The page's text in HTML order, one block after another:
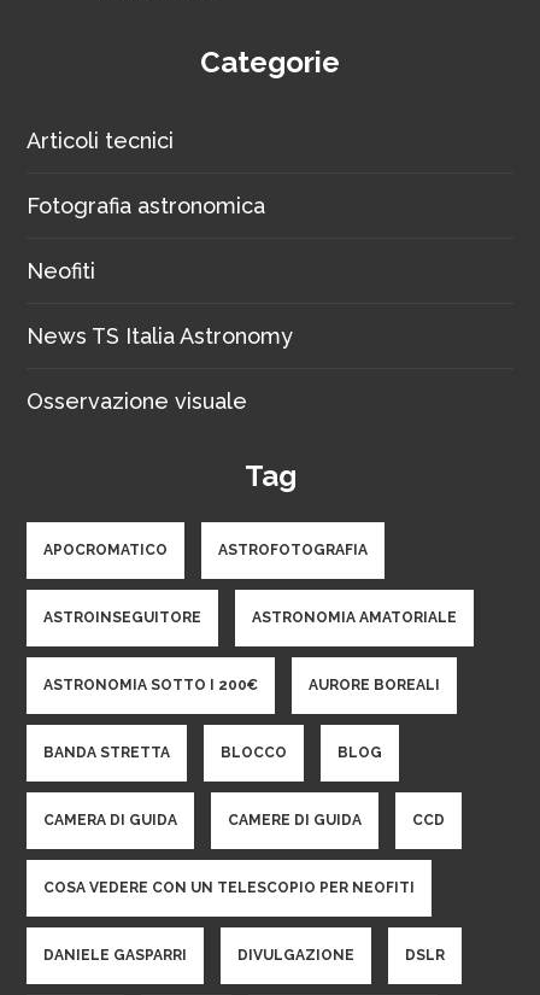
Categorie
Articoli tecnici
Fotografia astronomica
Neofiti
News TS Italia Astronomy
Osservazione visuale
Tag
APOCROMATICO ASTROFOTOGRAFIA
ASTROINSEGUITORE ASTRONOMIA AMATORIALE
ASTRONOMIA SOTTO I 200€ AURORE BOREALI
BANDA STRETTA BLOCCO BLOG
CAMERA DI GUIDA CAMERE DI GUIDA CCD
COSA VEDERE CON UN TELESCOPIO PER NEOFITI
DANIELE GASPARRI DIVULGAZIONE DSLR